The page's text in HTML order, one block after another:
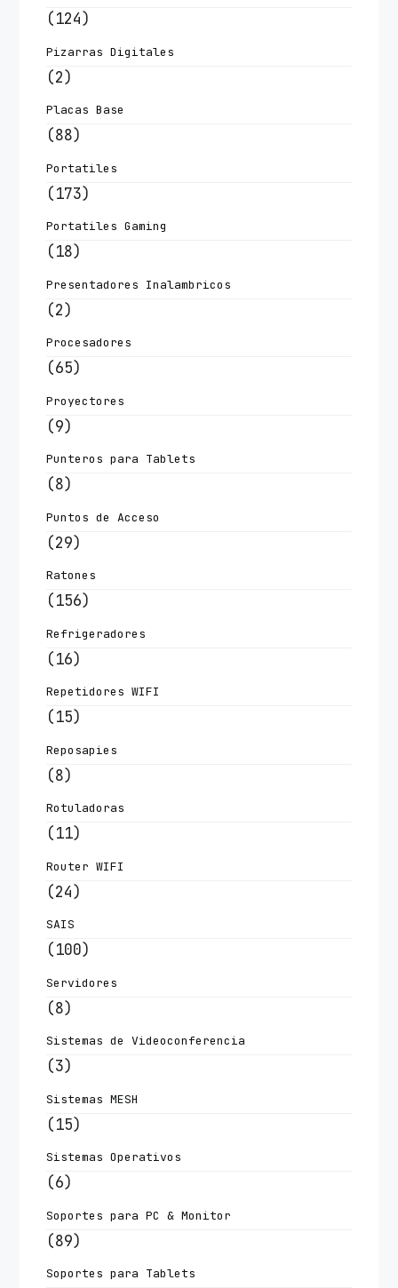
(124)
Pizarras Digitales
(2)
Placas Base
(88)
Portatiles
(173)
Portatiles Gaming
(18)
Presentadores Inalambricos
(2)
Procesadores
(65)
Proyectores
(9)
Punteros para Tablets
(8)
Puntos de Acceso
(29)
Ratones
(156)
Refrigeradores
(16)
Repetidores WIFI
(15)
Reposapies
(8)
Rotuladoras
(11)
Router WIFI
(24)
SAIS
(100)
Servidores
(8)
Sistemas de Videoconferencia
(3)
Sistemas MESH
(15)
Sistemas Operativos
(6)
Soportes para PC & Monitor
(89)
Soportes para Tablets